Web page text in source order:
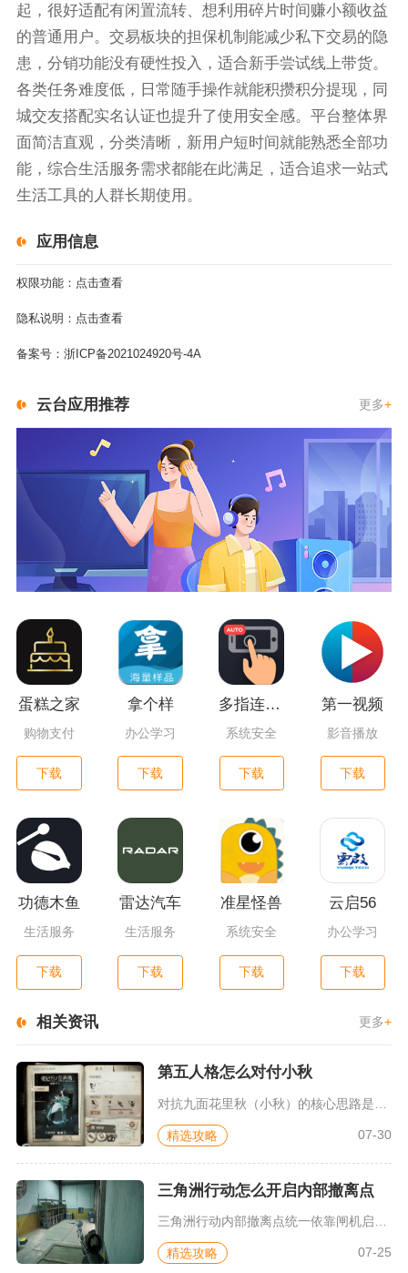
起，很好适配有闲置流转、想利用碎片时间赚小额收益
的普通用户。交易板块的担保机制能减少私下交易的隐
患，分销功能没有硬性投入，适合新手尝试线上带货。
各类任务难度低，日常随手操作就能积攒积分提现，同
城交友搭配实名认证也提升了使用安全感。平台整体界
面简洁直观，分类清晰，新用户短时间就能熟悉全部功
能，综合生活服务需求都能在此满足，适合追求一站式
生活工具的人群长期使用。
应用信息
权限功能： 点击查看
隐私说明： 点击查看
备案号： 浙ICP备2021024920号-4A
云台应用推荐 更多+
蛋糕之家
购物支付
下载
拿个样
办公学习
下载
多指连点器
系统安全
下载
第一视频
影音播放
下载
功德木鱼
生活服务
下载
雷达汽车
生活服务
下载
准星怪兽
系统安全
下载
云启56
办公学习
下载
相关资讯 更多+
第五人格怎么对付小秋
精选攻略 07-30
三角洲行动怎么开启内部撤离点
精选攻略 07-25